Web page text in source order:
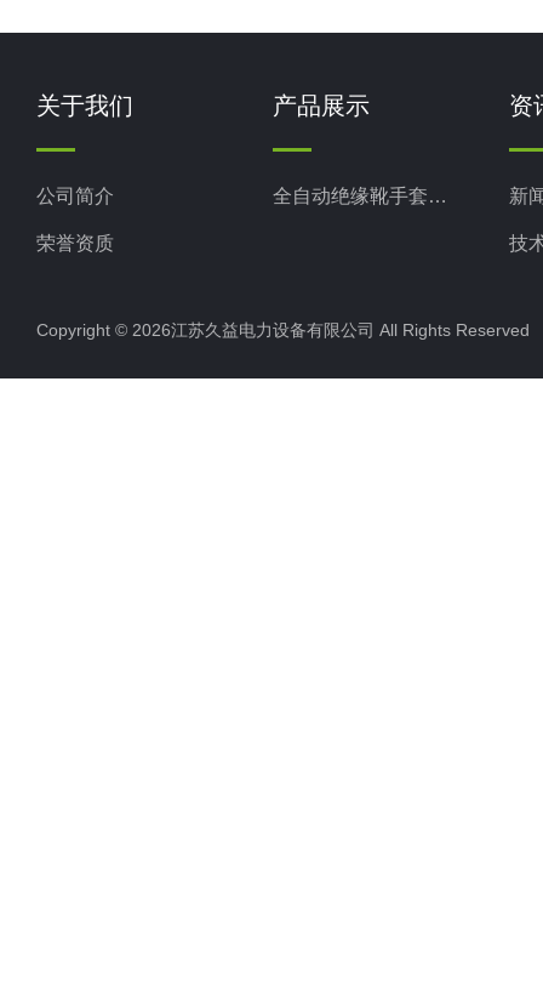
关于我们
公司简介
荣誉资质
产品展示
全自动绝缘靴手套测试仪
资
新
技
Copyright © 2026江苏久益电力设备有限公司 All Rights